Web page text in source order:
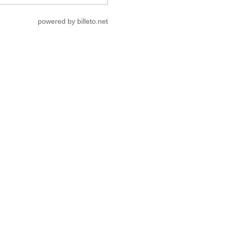
powered by billeto.net